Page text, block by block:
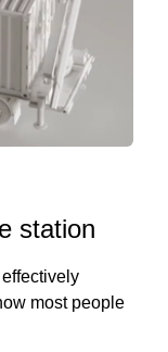
station
most people